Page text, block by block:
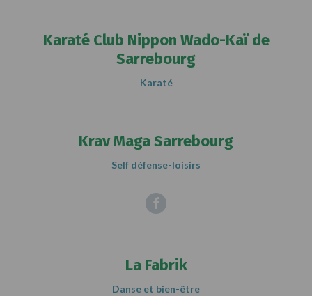
Karaté Club Nippon Wado-Kaï de
Sarrebourg
Karaté
Krav Maga Sarrebourg
Self défense-loisirs
Facebook
La Fabrik
Danse et bien-être